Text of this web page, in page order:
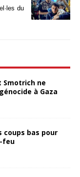
du
Smotrich ne
à Gaza
coups bas pour
feu